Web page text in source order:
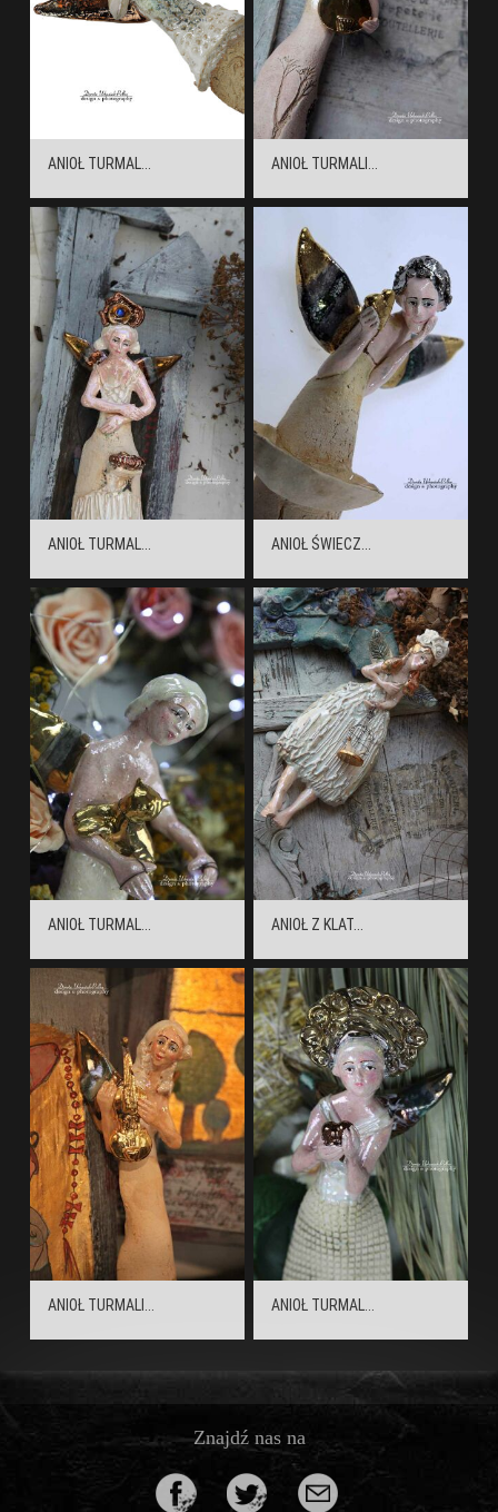
ANIOŁ TURMAL... ANIOŁ TURMALI...
ANIOŁ TURMAL... ANIOŁ ŚWIECZ...
ANIOŁ TURMAL... ANIOŁ Z KLAT...
ANIOŁ TURMALI... ANIOŁ TURMAL...
Znajdź nas na